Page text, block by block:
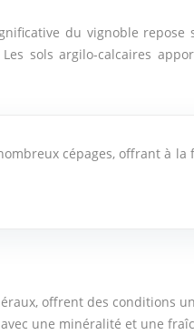
du vignoble
sols argilo-calcaires
cépages, offrant à
offrent des conditions
une minéralité et une